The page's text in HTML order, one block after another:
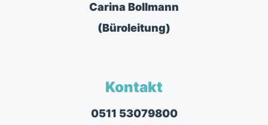
Carina Bollmann
(Büroleitung)
Kontakt
0511 53079800